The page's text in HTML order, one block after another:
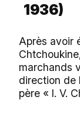
1936)
Après avoir
marchands
direction de
père « I. V.